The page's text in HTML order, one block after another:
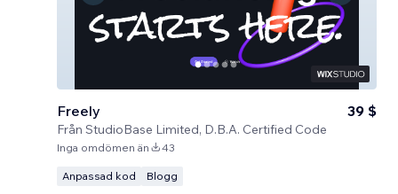
Freely
Från StudioBase Limited, D.B.A. Certified Code
39 $
Inga omdömen än 43
Anpassad kod Blogg